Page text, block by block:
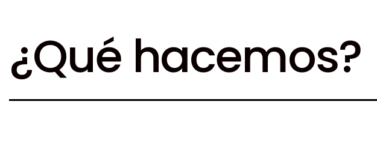
¿Qué hacemos?